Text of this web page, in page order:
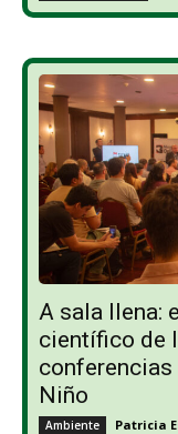
A sala llena:
científico de
conferencias
Niño
Ambiente Patricia